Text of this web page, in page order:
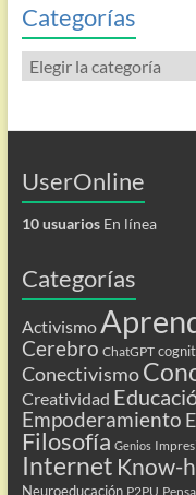
Categorías
Categorías
UserOnline
10 usuariosEn línea
Categorías
Activismo
Cerebro ChatGPT
Conectivismo
Creatividad
Empoderamiento
Filosofía Genios
Internet Know-
Neuroeducación P2PU